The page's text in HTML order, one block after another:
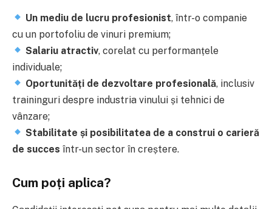
Un mediu de lucru profesionist, într-o companie
cu un portofoliu de vinuri premium;
Salariu atractiv, corelat cu performanțele
individuale;
Oportunități de dezvoltare profesională, inclusiv
traininguri despre industria vinului și tehnici de
vânzare;
Stabilitate și posibilitatea de a construi o carieră
de succes într-un sector în creștere.
Cum poți aplica?